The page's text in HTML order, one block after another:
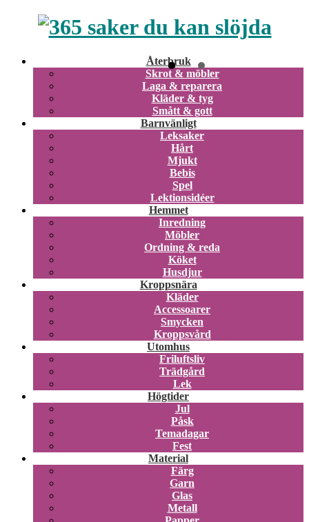
Återbruk
Skrot & möbler
Laga & reparera
Kläder & tyg
Smått & gott
Barnvänligt
Leksaker
Hårt
Mjukt
Bebis
Spel
Lektionsidéer
Hemmet
Inredning
Möbler
Ordning & reda
Köket
Husdjur
Kroppsnära
Kläder
Accessoarer
Smycken
Kroppsvård
Utomhus
Friluftsliv
Trädgård
Lek
Högtider
Jul
Påsk
Temadagar
Fest
Material
Färg
Garn
Glas
Metall